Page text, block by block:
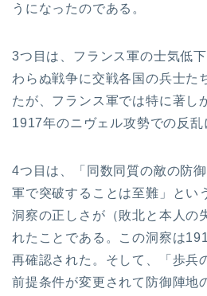
うになったのである。
3つ目は、フランス軍の士気低
わらぬ戦争に交戦各国の兵士た
たが、フランス軍では特に著し
1917年のニヴェル攻勢での反乱
4つ目は、「同数同質の敵の防
軍で突破することは至難」とい
洞察の正しさが（敗北と本人の
れたことである。この洞察は
再確認された。そして、「歩兵
前提条件が変更されて防御陣地